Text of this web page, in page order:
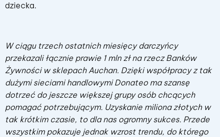
dziecka.
W ciągu trzech ostatnich miesięcy darczyńcy
przekazali łącznie prawie 1 mln zł na rzecz Banków
Żywności w sklepach Auchan. Dzięki współpracy z tak
dużymi sieciami handlowymi Donateo ma szansę
dotrzeć do jeszcze większej grupy osób chcących
pomagać potrzebującym. Uzyskanie miliona złotych w
tak krótkim czasie, to dla nas ogromny sukces. Przede
wszystkim pokazuje jednak wzrost trendu, do którego